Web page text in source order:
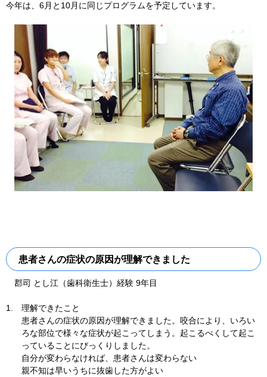
今年は、6月と10月に同じプログラムを予定しています。
患者さんの症状の原因が理解できました
郡司 とし江（歯科衛生士）経験 9年目
1. 理解できたこと
患者さんの症状の原因が理解できました。咬合により、いろい
ろな部位で様々な症状が起こってしまう。起こるべくして起こ
っていることにびっくりしました。
自分が変わらなければ、患者さんは変わらない
親不知は早いうちに抜歯した方がよい